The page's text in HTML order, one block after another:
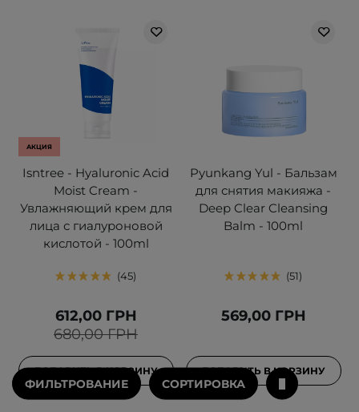
АКЦИЯ
Isntree - Hyaluronic Acid
Moist Cream -
Увлажняющий крем для
лица с гиалуроновой
кислотой - 100ml
45
680,00 ГРН
612,00 ГРН
ДОБАВИТЬ В КОРЗИНУ
Pyunkang Yul - Бальзам
для снятия макияжа -
Deep Clear Cleansing
Balm - 100ml
51
569,00 ГРН
ДОБАВИТЬ В КОРЗИНУ
ФИЛЬТРОВАНИЕ СОРТИРОВКА